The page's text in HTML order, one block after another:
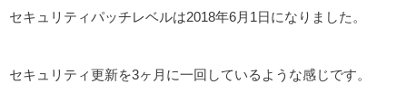
セキュリティパッチレベルは2018年6月1日になりました。
セキュリティ更新を3ヶ月に一回しているような感じです。